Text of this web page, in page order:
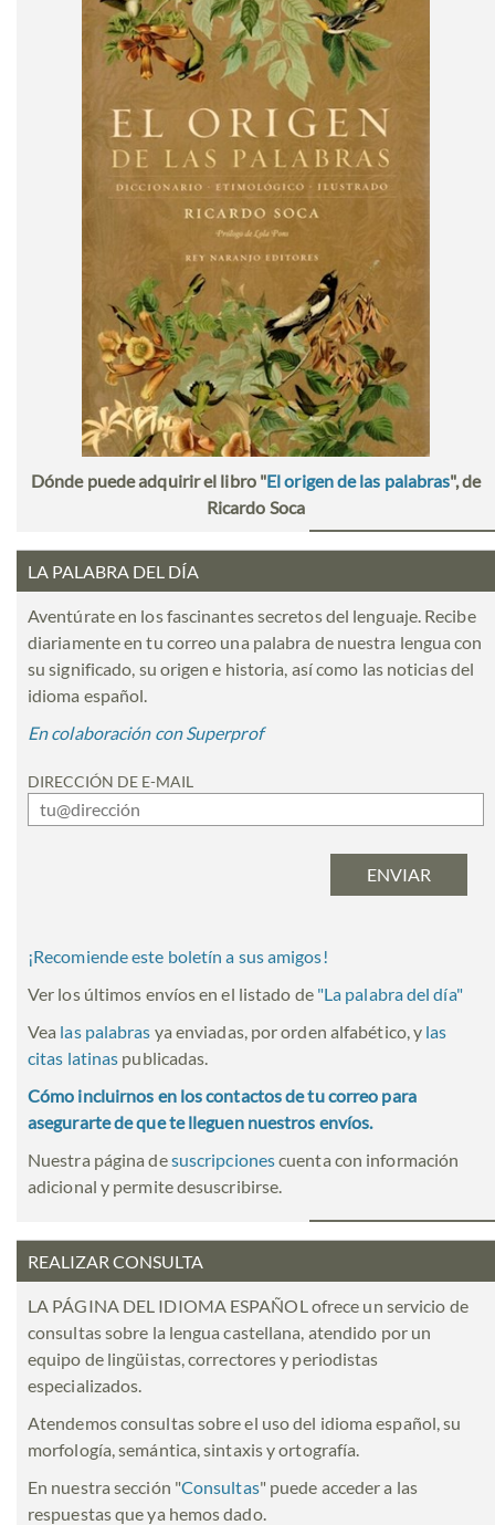
Dónde puede adquirir el libro "El origen de las palabras", de
Ricardo Soca
LA PALABRA DEL DÍA
Aventúrate en los fascinantes secretos del lenguaje. Recibe
diariamente en tu correo una palabra de nuestra lengua con
su significado, su origen e historia, así como las noticias del
idioma español.
En colaboración con Superprof
DIRECCIÓN DE E-MAIL
¡Recomiende este boletín a sus amigos!
Ver los últimos envíos en el listado de "La palabra del día"
Vea las palabras ya enviadas, por orden alfabético, y las
citas latinas publicadas.
Cómo incluirnos en los contactos de tu correo para
asegurarte de que te lleguen nuestros envíos.
Nuestra página desuscripcionescuenta con información
adicional y permite desuscribirse.
REALIZAR CONSULTA
LA PÁGINA DEL IDIOMA ESPAÑOL ofrece un servicio de
consultas sobre la lengua castellana, atendido por un
equipo de lingüistas, correctores y periodistas
especializados.
Atendemos consultas sobre el uso del idioma español, su
morfología, semántica, sintaxis y ortografía.
En nuestra sección "Consultas" puede acceder a las
respuestas que ya hemos dado.